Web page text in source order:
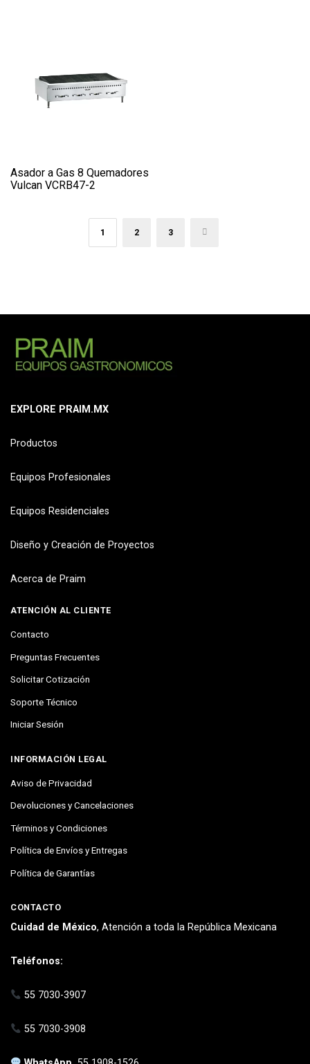
Asador a Gas 8 Quemadores
Vulcan VCRB47-2
1 2 3 →
EXPLORE PRAIM.MX
Productos
Equipos Profesionales
Equipos Residenciales
Diseño y Creación de Proyectos
Acerca de Praim
ATENCIÓN AL CLIENTE
Contacto
Preguntas Frecuentes
Solicitar Cotización
Soporte Técnico
Iniciar Sesión
INFORMACIÓN LEGAL
Aviso de Privacidad
Devoluciones y Cancelaciones
Términos y Condiciones
Política de Envíos y Entregas
Política de Garantías
CONTACTO
Cuidad de México, Atención a toda la República Mexicana
Teléfonos:
55 7030-3907
55 7030-3908